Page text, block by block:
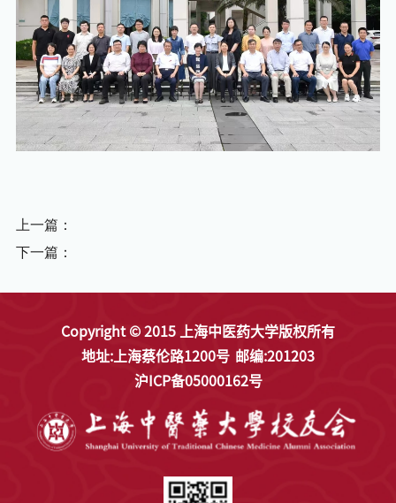
上一篇：
下一篇：
Copyright © 2015 上海中医药大学版权所有
地址:上海蔡伦路1200号 邮编:201203
沪ICP备05000162号